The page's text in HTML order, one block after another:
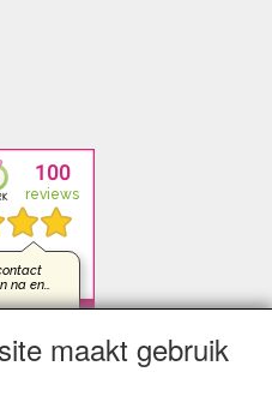
maakt gebruik